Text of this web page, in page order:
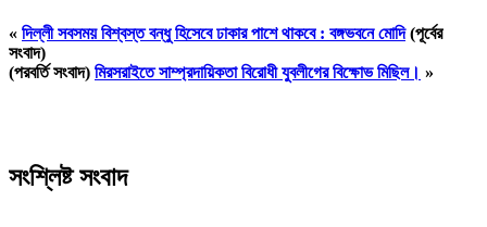
« দিল্লী সবসময় বিশ্বস্ত বন্ধু হিসেবে ঢাকার পাশে থাকবে : বঙ্গভবনে মোদি(পূর্বের
সংবাদ)
(পরবর্তি সংবাদ) মিরসরাইতে সাম্প্রদায়িকতা বিরোধী যুবলীগের বিক্ষোভ মিছিল। »
সংশ্লিষ্ট সংবাদ